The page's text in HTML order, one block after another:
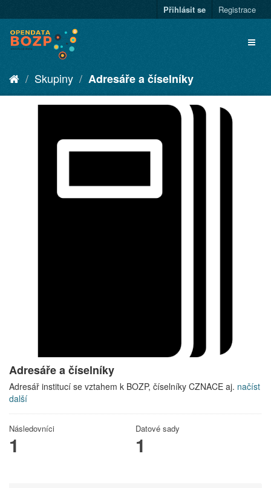
Přihlásit se Registrace
Skupiny Adresáře a číselníky
Adresáře a číselníky
Adresář institucí se vztahem k BOZP, číselníky CZNACE aj. načíst
další
Následovníci
1
Datové sady
1